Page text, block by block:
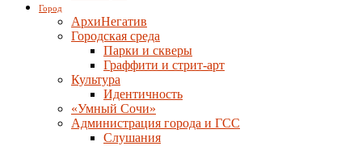
Город
АрхиНегатив
Городская среда
Парки и скверы
Граффити и стрит-арт
Культура
Идентичность
«Умный Сочи»
Администрация города и ГСС
Слушания